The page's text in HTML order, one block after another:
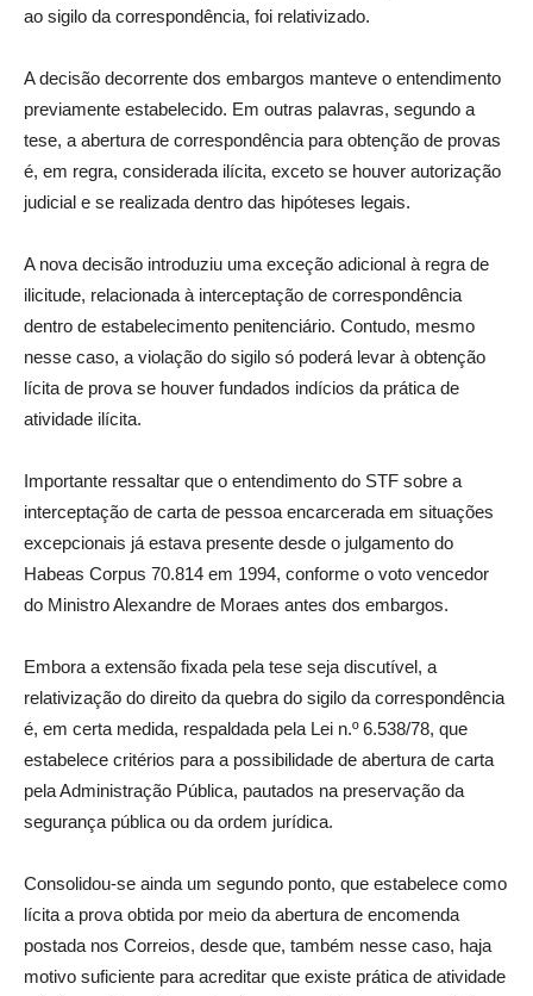
ao sigilo da correspondência, foi relativizado.
A decisão decorrente dos embargos manteve o entendimento
previamente estabelecido. Em outras palavras, segundo a
tese, a abertura de correspondência para obtenção de provas
é, em regra, considerada ilícita, exceto se houver autorização
judicial e se realizada dentro das hipóteses legais.
A nova decisão introduziu uma exceção adicional à regra de
ilicitude, relacionada à interceptação de correspondência
dentro de estabelecimento penitenciário. Contudo, mesmo
nesse caso, a violação do sigilo só poderá levar à obtenção
lícita de prova se houver fundados indícios da prática de
atividade ilícita.
Importante ressaltar que o entendimento do STF sobre a
interceptação de carta de pessoa encarcerada em situações
excepcionais já estava presente desde o julgamento do
Habeas Corpus 70.814 em 1994, conforme o voto vencedor
do Ministro Alexandre de Moraes antes dos embargos.
Embora a extensão fixada pela tese seja discutível, a
relativização do direito da quebra do sigilo da correspondência
é, em certa medida, respaldada pela Lei n.º 6.538/78, que
estabelece critérios para a possibilidade de abertura de carta
pela Administração Pública, pautados na preservação da
segurança pública ou da ordem jurídica.
Consolidou-se ainda um segundo ponto, que estabelece como
lícita a prova obtida por meio da abertura de encomenda
postada nos Correios, desde que, também nesse caso, haja
motivo suficiente para acreditar que existe prática de atividade